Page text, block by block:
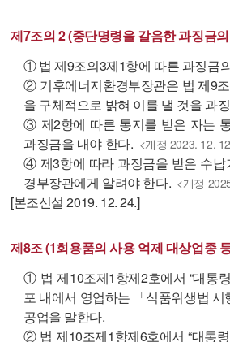
제7조의 2 (중단명령을 갈음한 과징금
① 법 제9조의3제1항에 따른 과징금
② 기후에너지환경부장관은 법 제9
을 구체적으로 밝혀 이를 낼 것을 과
③ 제2항에 따른 통지를 받은 자는
과징금을 내야 한다. <개정 2023. 12.
④ 제3항에 따라 과징금을 받은 수납
경부장관에게 알려야 한다. <개정
[본조신설 2019. 12. 24.]
제8조 (1회용품의 사용 억제 대상업종
① 법 제10조제1항제2호에서 “대통
포 내에서 영업하는 「식품위생법
공업을 말한다.
② 법 제10조제1항제6호에서 “대통